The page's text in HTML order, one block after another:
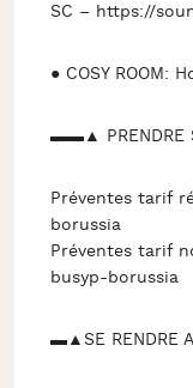
SC – https://
● COSY ROOM:
▬▬▲ PRENDRE
Préventes tarif
borussia
Préventes tarif
busyp-borussia
▬▲SE RENDRE